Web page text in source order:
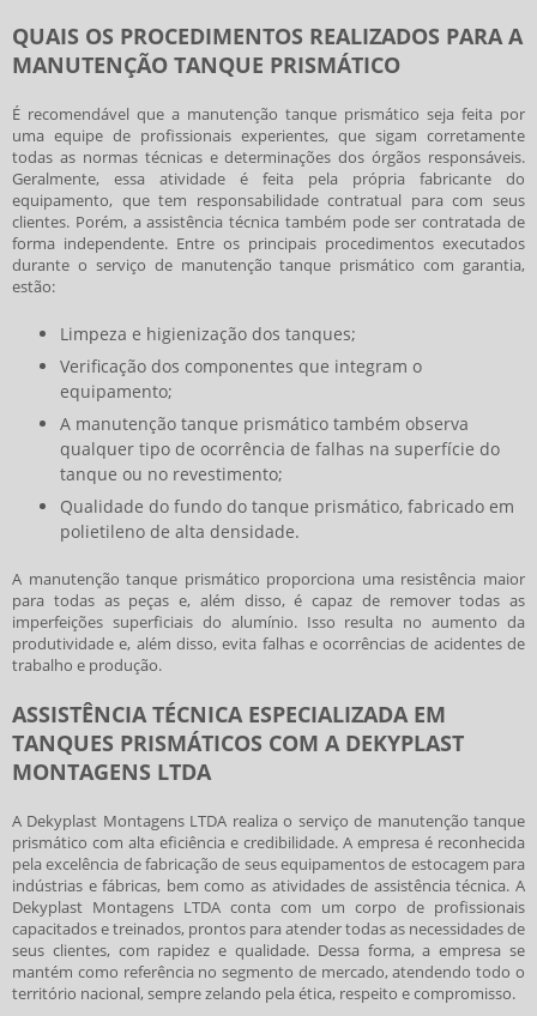
QUAIS OS PROCEDIMENTOS REALIZADOS PARA A
MANUTENÇÃO TANQUE PRISMÁTICO
É recomendável que a manutenção tanque prismático seja feita por
uma equipe de profissionais experientes, que sigam corretamente
todas as normas técnicas e determinações dos órgãos responsáveis.
Geralmente, essa atividade é feita pela própria fabricante do
equipamento, que tem responsabilidade contratual para com seus
clientes. Porém, a assistência técnica também pode ser contratada de
forma independente. Entre os principais procedimentos executados
durante o serviço de manutenção tanque prismático com garantia,
estão:
Limpeza e higienização dos tanques;
Verificação dos componentes que integram o
equipamento;
A manutenção tanque prismático também observa
qualquer tipo de ocorrência de falhas na superfície do
tanque ou no revestimento;
Qualidade do fundo do tanque prismático, fabricado em
polietileno de alta densidade.
A manutenção tanque prismático proporciona uma resistência maior
para todas as peças e, além disso, é capaz de remover todas as
imperfeições superficiais do alumínio. Isso resulta no aumento da
produtividade e, além disso, evita falhas e ocorrências de acidentes de
trabalho e produção.
ASSISTÊNCIA TÉCNICA ESPECIALIZADA EM
TANQUES PRISMÁTICOS COM A DEKYPLAST
MONTAGENS LTDA
A Dekyplast Montagens LTDA realiza o serviço de manutenção tanque
prismático com alta eficiência e credibilidade. A empresa é reconhecida
pela excelência de fabricação de seus equipamentos de estocagem para
indústrias e fábricas, bem como as atividades de assistência técnica. A
Dekyplast Montagens LTDA conta com um corpo de profissionais
capacitados e treinados, prontos para atender todas as necessidades de
seus clientes, com rapidez e qualidade. Dessa forma, a empresa se
mantém como referência no segmento de mercado, atendendo todo o
território nacional, sempre zelando pela ética, respeito e compromisso.